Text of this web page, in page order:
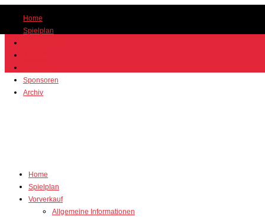
Home
Spielplan
Sponsoren
Archiv
Home
Spielplan
Vorverkauf
Allgemeine Informationen